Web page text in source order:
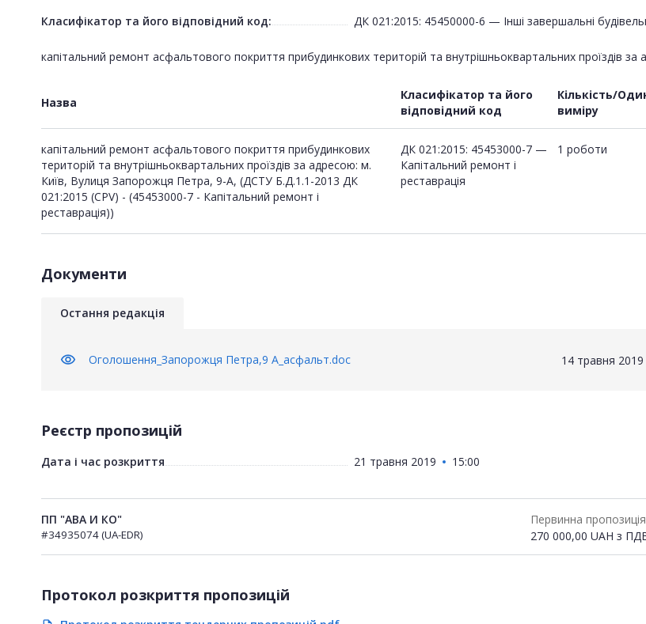
Класифікатор та його відповідний код:
ДК 021:2015: 45450000-6 — Інші завершальні
капітальний ремонт асфальтового покриття прибудинкових територій та внутрішньоквартальних проїздів
Назва
Класифікатор та його
відповідний код
Кількість/
виміру
капітальний ремонт асфальтового покриття прибудинкових
територій та внутрішньоквартальних проїздів за адресою: м.
Київ, Вулиця Запорожця Петра, 9-А, (ДСТУ Б.Д.1.1-2013 ДК
021:2015 (CPV) - (45453000-7 - Капітальний ремонт і
реставрація))
ДК 021:2015: 45453000-7 —
Капітальний ремонт і
реставрація
1 роботи
Документи
Остання редакція
visibility Оголошення_Запорожця Петра,9 А_асфальт.doc 14 травня 2019
Реєстр пропозицій
Дата і час розкриття 21 травня 2019 15:00
ПП "АВА И КО"
#34935074 (UA-EDR)
Первинна
270 000,00 UAH з
Протокол розкриття пропозицій